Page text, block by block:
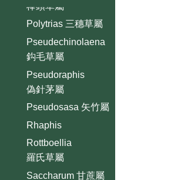
棒頭草屬
Polytrias 三穗草屬
Pseudechinolaena
鈎毛草屬
Pseudoraphis
偽針茅屬
Pseudosasa 矢竹屬
Rhaphis
Rottboellia
羅氏草屬
Saccharum 甘蔗屬